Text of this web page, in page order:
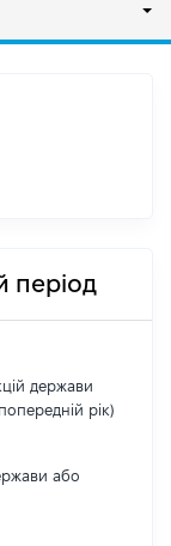
період
держави
рік)
або